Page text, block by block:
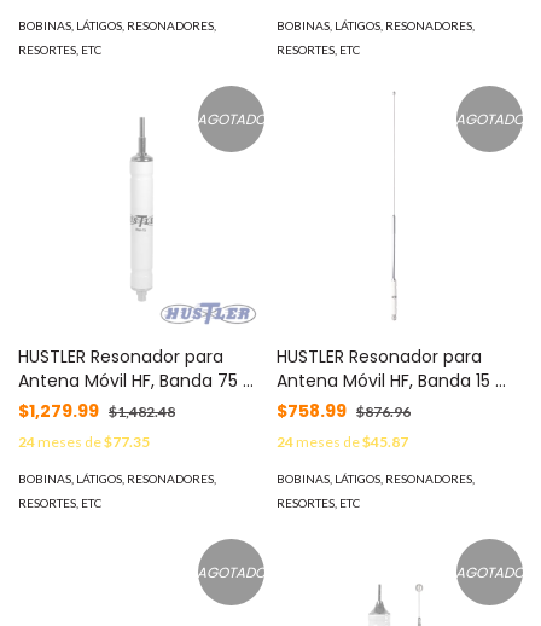
BOBINAS, LÁTIGOS, RESONADORES,
RESORTES, ETC
BOBINAS, LÁTIGOS, RESONADORES,
RESORTES, ETC
AGOTADO
HUSTLER Resonador para
Antena Móvil HF, Banda 75 m
(3.8 MHz). MOD: RM-75
$1,279.99 $1,482.48
24meses de$77.35
BOBINAS, LÁTIGOS, RESONADORES,
RESORTES, ETC
AGOTADO
HUSTLER Resonador para
Antena Móvil HF, Banda 15 m
(21 MHz). MOD: RM-15
$758.99 $876.96
24meses de$45.87
BOBINAS, LÁTIGOS, RESONADORES,
RESORTES, ETC
AGOTADO AGOTADO